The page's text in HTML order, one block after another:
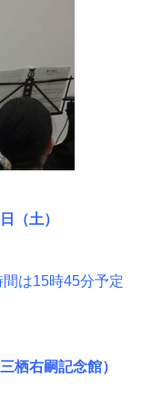
日（土）
は15時45分予定
右嗣記念館）